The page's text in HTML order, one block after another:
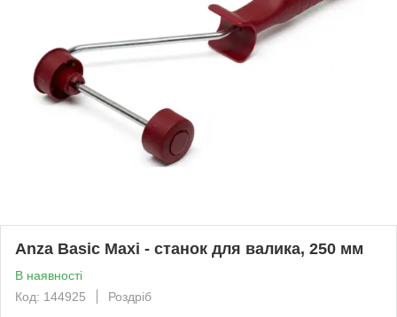
Anza Basic Maxi - станок для валика, 250 мм
В наявності
Код: 144925
Роздріб